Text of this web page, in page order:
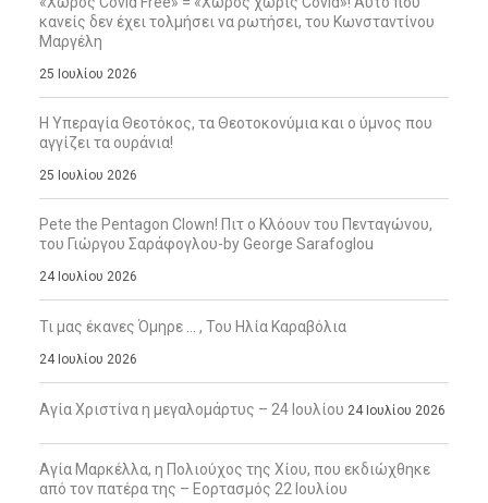
κανείς δεν έχει τολμήσει να ρωτήσει, του Κωνσταντίνου
Μαργέλη
25 Ιουλίου 2026
Η Υπεραγία Θεοτόκος, τα Θεοτοκονύμια και ο ύμνος που
αγγίζει τα ουράνια!
25 Ιουλίου 2026
Pete the Pentagon Clown! Πιτ ο Κλόουν του Πενταγώνου,
του Γιώργου Σαράφογλου-by George Sarafoglou
24 Ιουλίου 2026
Τι μας έκανες Όμηρε … , Του Ηλία Καραβόλια
24 Ιουλίου 2026
Αγία Χριστίνα η μεγαλομάρτυς – 24 Ιουλίου 24 Ιουλίου 2026
Αγία Μαρκέλλα, η Πολιούχος της Χίου, που εκδιώχθηκε
από τον πατέρα της – Εορτασμός 22 Ιουλίου